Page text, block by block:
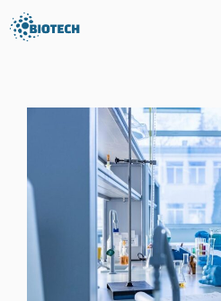
Aller
au